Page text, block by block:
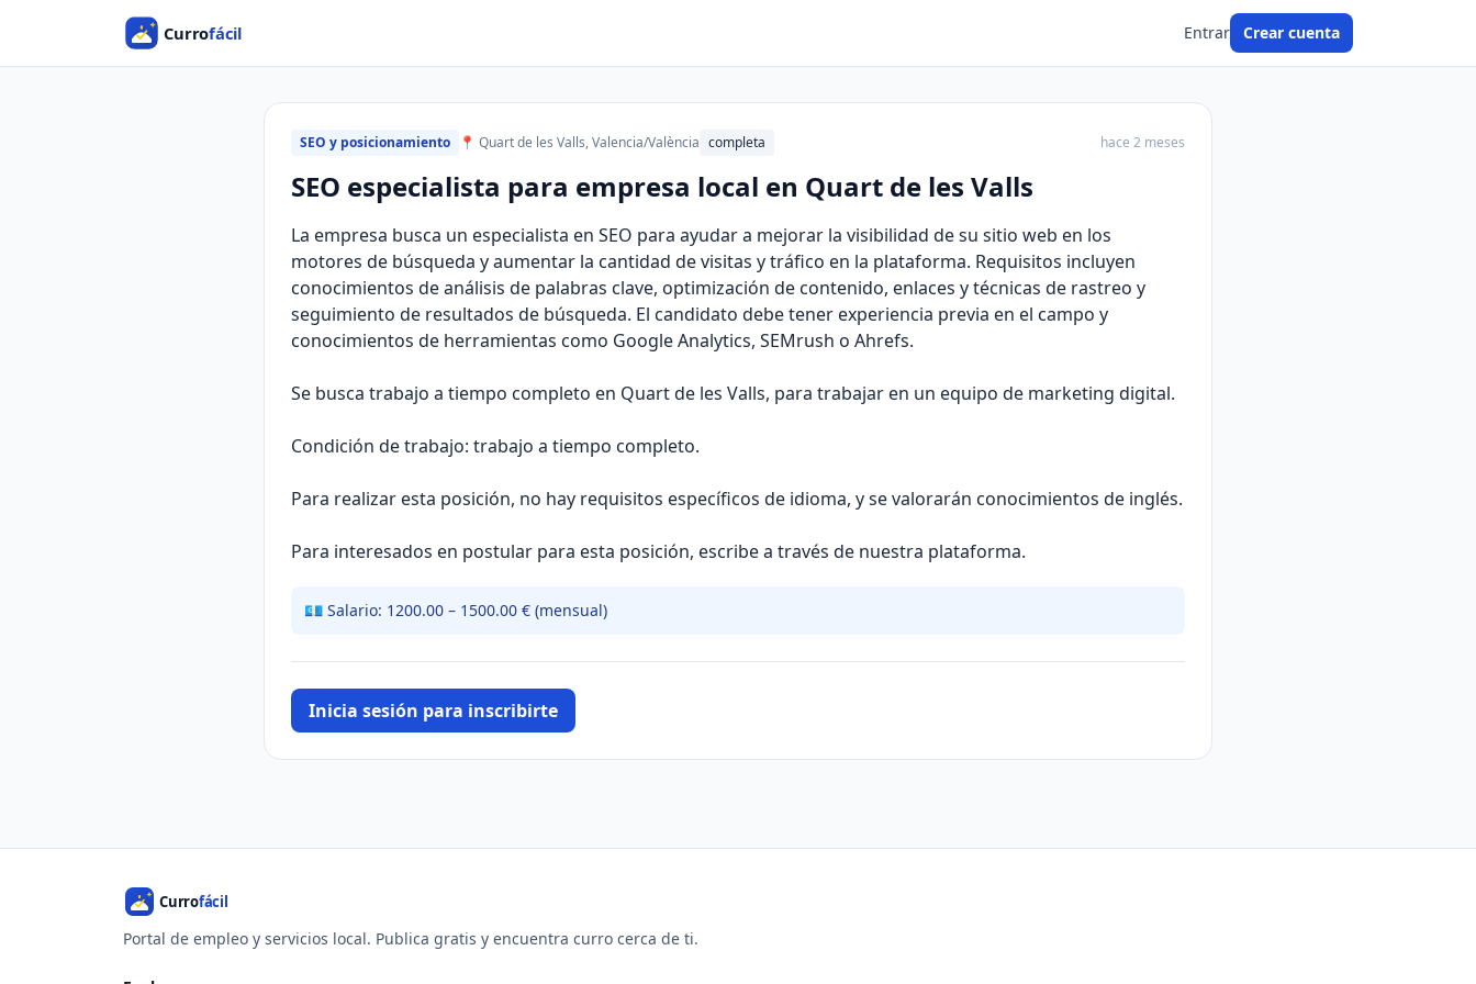
Entrar Crear cuenta
SEO y posicionamiento 📍 Quart de les Valls, Valencia/València completa hace 2 meses
SEO especialista para empresa local en Quart de les Valls
La empresa busca un especialista en SEO para ayudar a mejorar la visibilidad de su sitio web en los
motores de búsqueda y aumentar la cantidad de visitas y tráfico en la plataforma. Requisitos incluyen
conocimientos de análisis de palabras clave, optimización de contenido, enlaces y técnicas de rastreo y
seguimiento de resultados de búsqueda. El candidato debe tener experiencia previa en el campo y
conocimientos de herramientas como Google Analytics, SEMrush o Ahrefs.
Se busca trabajo a tiempo completo en Quart de les Valls, para trabajar en un equipo de marketing digital.
Condición de trabajo: trabajo a tiempo completo.
Para realizar esta posición, no hay requisitos específicos de idioma, y se valorarán conocimientos de inglés.
Para interesados en postular para esta posición, escribe a través de nuestra plataforma.
💶 Salario: 1200.00 – 1500.00 € (mensual)
Inicia sesión para inscribirte
Portal de empleo y servicios local. Publica gratis y encuentra curro cerca de ti.